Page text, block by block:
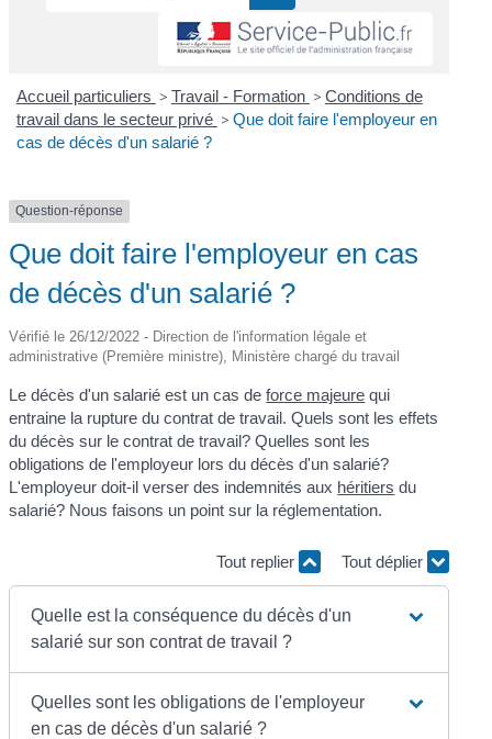
Accueil particuliers > Travail - Formation > Conditions de
travail dans le secteur privé > Que doit faire l'employeur en
cas de décès d'un salarié ?
Question-réponse
Que doit faire l'employeur en cas
de décès d'un salarié ?
Vérifié le 26/12/2022 - Direction de l'information légale et
administrative (Première ministre), Ministère chargé du travail
Le décès d'un salarié est un cas deforce majeure qui
entraine la rupture du contrat de travail. Quels sont les effets
du décès sur le contrat de travail? Quelles sont les
obligations de l'employeur lors du décès d'un salarié?
L'employeur doit-il verser des indemnités aux héritiers du
salarié? Nous faisons un point sur la réglementation.
Tout replier Tout déplier
Quelle est la conséquence du décès d'un
salarié sur son contrat de travail ?
Quelles sont les obligations de l'employeur
en cas de décès d'un salarié ?